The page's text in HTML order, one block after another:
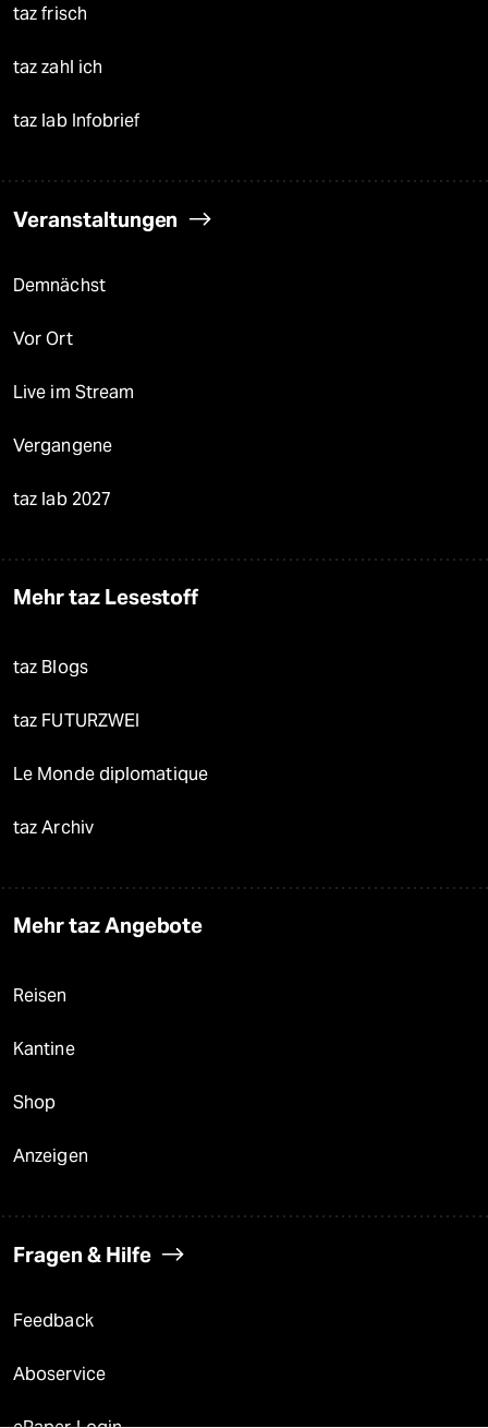
taz frisch
taz zahl ich
taz lab Infobrief
Veranstaltungen
Demnächst
Vor Ort
Live im Stream
Vergangene
taz lab 2027
Mehr taz Lesestoff
taz Blogs
taz FUTURZWEI
Le Monde diplomatique
taz Archiv
Mehr taz Angebote
Reisen
Kantine
Shop
Anzeigen
Fragen & Hilfe
Feedback
Aboservice